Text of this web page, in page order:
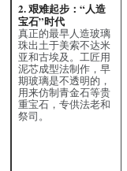
2. 艰难起步：“人造
宝石”时代
真正的最早人造玻璃
珠出土于美索不达米
亚和古埃及。工匠用
泥芯成型法制作，早
期玻璃是不透明的，
用来仿制青金石等贵
重宝石，专供法老和
祭司。